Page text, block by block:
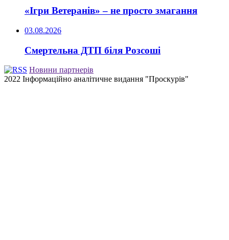
«Ігри Ветеранів» – не просто змагання
03.08.2026
Смертельна ДТП біля Розсоші
Новини партнерів
2022 Інформаційно аналітичне видання "Проскурів"